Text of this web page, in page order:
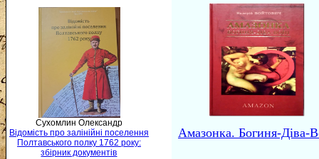
Сухомлин Олександр
Відомість про залінійні поселення
Полтавського полку 1762 року:
збірник документів
Амазонка. Богиня-Діва-